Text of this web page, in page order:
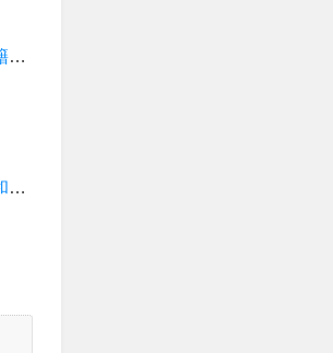
密室3攻略大全：详细游戏攻略、解谜技巧和秘籍分享
密室逃脱7攻略大全：详细游戏攻略方案、技巧和提示